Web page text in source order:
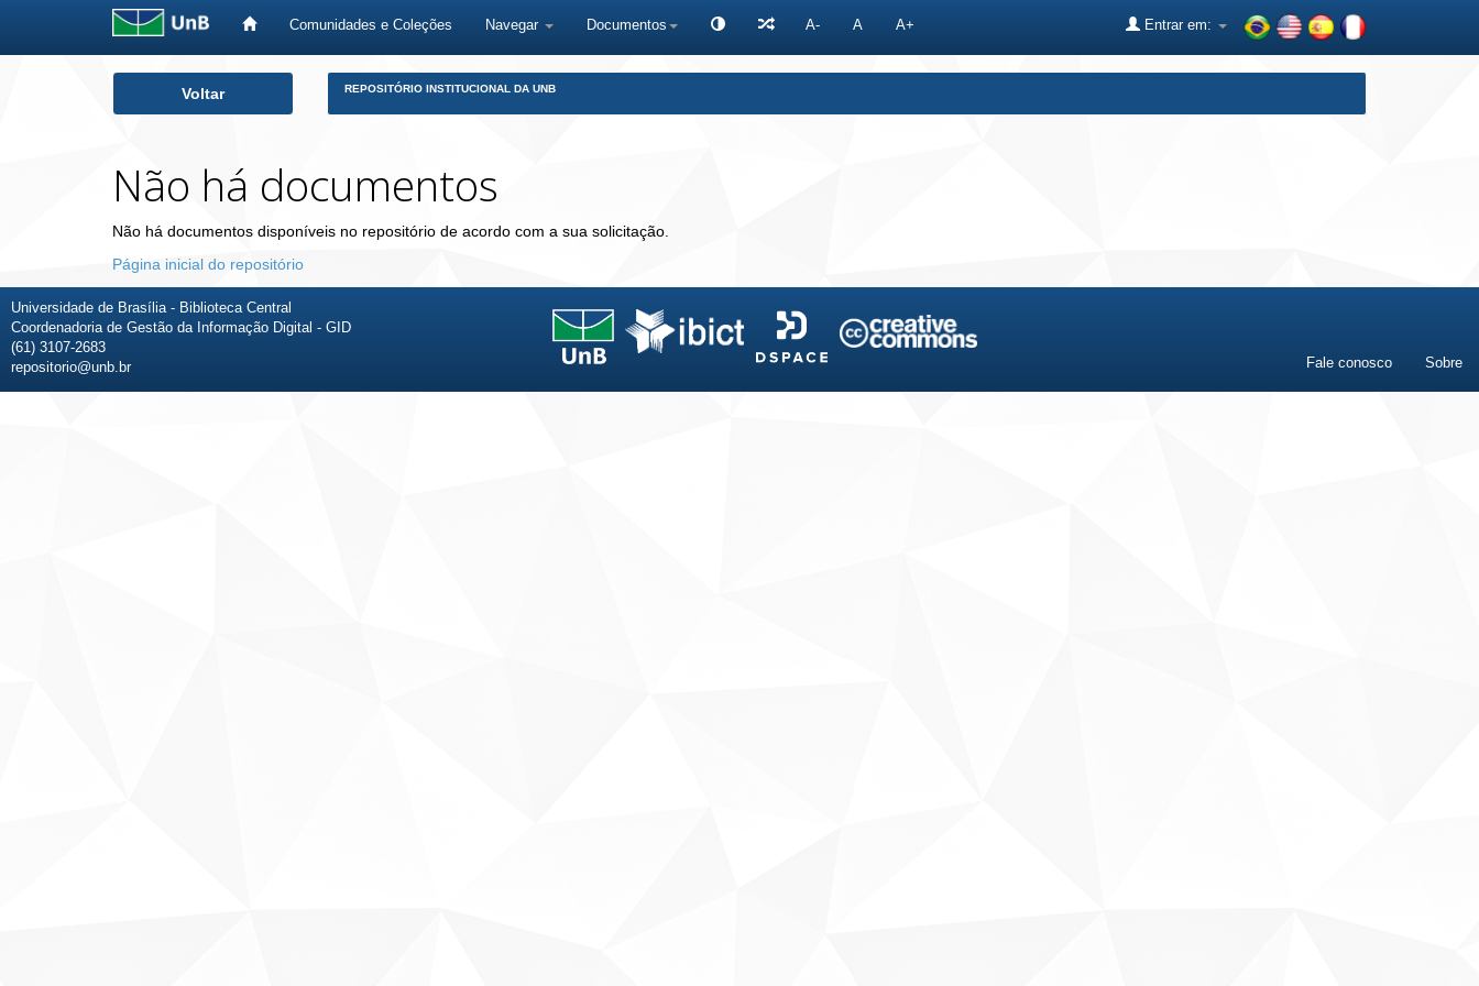
Comunidades e Coleções Navegar Documentos A- A A+ Entrar em:
Voltar REPOSITÓRIO INSTITUCIONAL DA UNB
Não há documentos
Não há documentos disponíveis no repositório de acordo com a sua solicitação.
Página inicial do repositório
Universidade de Brasília - Biblioteca Central
Coordenadoria de Gestão da Informação Digital - GID
(61) 3107-2683
repositorio@unb.br
Fale conosco Sobre